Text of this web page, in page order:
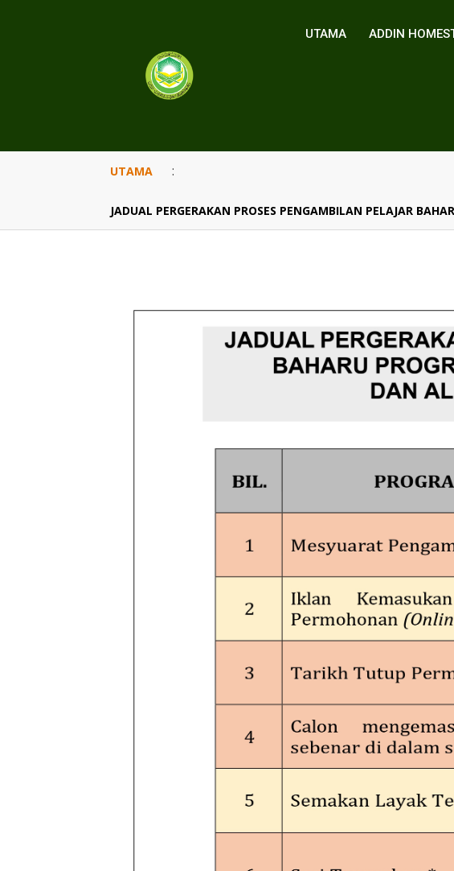
UTAMA ADDIN
UTAMA :
JADUAL PERGERAKAN PROSES PENGAMBILAN PELAJAR